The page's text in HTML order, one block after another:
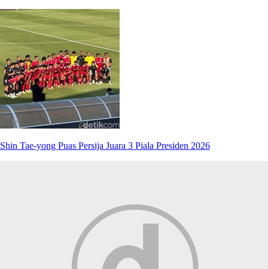
Shin Tae-yong Puas Persija Juara 3 Piala Presiden 2026